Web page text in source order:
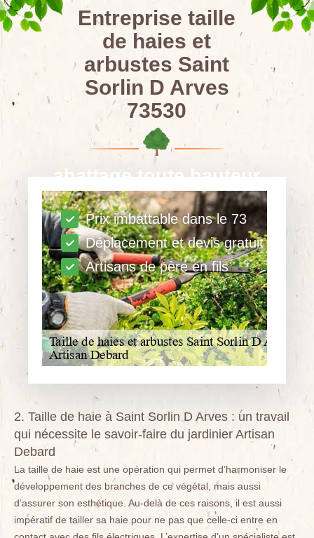
abattage toute hauteur
Prix imbattable dans le 73
Déplacement et devis gratuit
Artisans de père en fils
Entreprise taille
de haies et
arbustes Saint
Sorlin D Arves
73530
2. Taille de haie à Saint Sorlin D Arves : un travail
qui nécessite le savoir-faire du jardinier Artisan
Debard
La taille de haie est une opération qui permet d’harmoniser le
développement des branches de ce végétal, mais aussi
d’assurer son esthétique. Au-delà de ces raisons, il est aussi
impératif de tailler sa haie pour ne pas que celle-ci entre en